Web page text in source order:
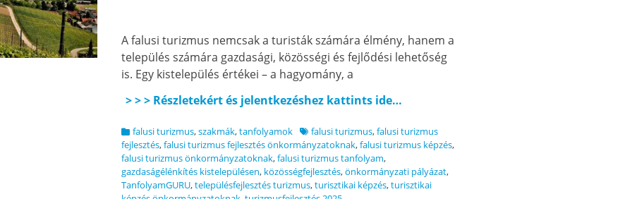
A falusi turizmus nemcsak a turisták számára élmény, hanem a
település számára gazdasági, közösségi és fejlődési lehetőség
is. Egy kistelepülés értékei – a hagyomány, a
> > > Részletekért és jelentkezéshez kattints ide…
Categories
falusi turizmus,szakmák,tanfolyamok Tagsfalusi turizmus,falusi turizmus
fejlesztés,falusi turizmus fejlesztés önkormányzatoknak,falusi turizmus képzés,
falusi turizmus önkormányzatoknak,falusi turizmus tanfolyam,
gazdaságélénkítés kistelepülésen, közösségfejlesztés,önkormányzati pályázat,
TanfolyamGURU,településfejlesztés turizmus,turisztikai képzés,turisztikai